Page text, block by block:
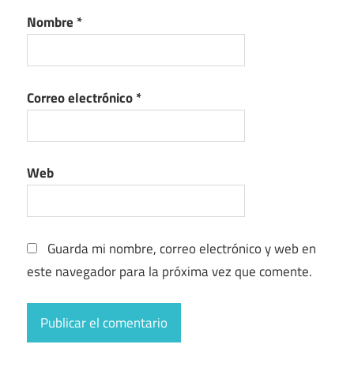
Nombre *
Correo electrónico*
Web
Guarda mi nombre, correo electrónico y web en
este navegador para la próxima vez que comente.